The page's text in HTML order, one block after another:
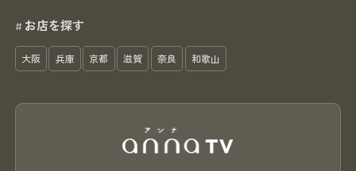
# お店を探す
大阪 兵庫 京都 滋賀 奈良 和歌山